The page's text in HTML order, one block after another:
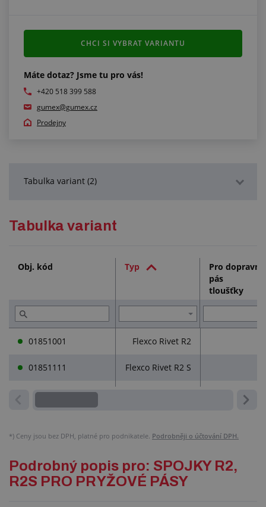
použít 2 kusy
Máte dotaz? Jsme tu pro vás!
+420 518 399 588
gumex@gumex.cz
Prodejny
CHCI SI VYBRAT VARIANTU
Tabulka variant (2)
Tabulka variant
Obj. kód Typ
Pro
pás
tloušťky
01851001 Flexco Rivet R2
01851111 Flexco Rivet R2 S
*) Ceny jsou bez DPH, platné pro podnikatele. Podrobněji o účtování DPH.
Podrobný popis pro: SPOJKY R2,
R2S PRO PRYŽOVÉ PÁSY